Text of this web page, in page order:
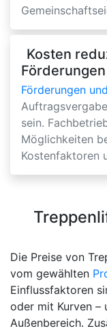
Kosten
Förderungen
sein.
Möglichkeiten
Kostenfaktoren
Die Preise von
vom gewählten
Einflussfaktoren
oder mit Kurven –
Außenbereich.